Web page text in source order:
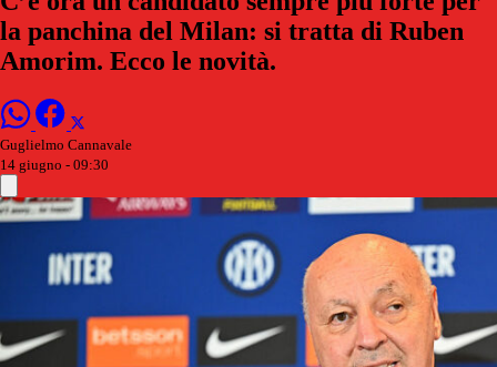
la panchina del Milan: si tratta di Ruben
Amorim. Ecco le novità.
Guglielmo Cannavale
14 giugno - 09:30